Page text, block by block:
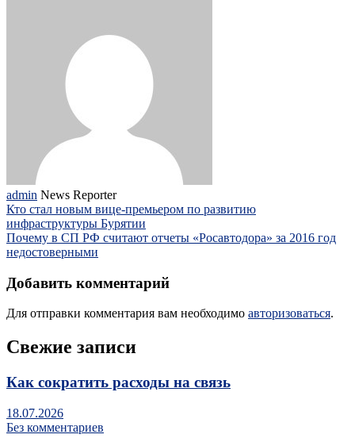
admin News Reporter
Кто стал новым вице-премьером по развитию
инфраструктуры Бурятии
Почему в СП РФ считают отчеты «Росавтодора» за 2016 год
недостоверными
Добавить комментарий
Для отправки комментария вам необходимо авторизоваться.
Свежие записи
Как сократить расходы на связь
18.07.2026
Без комментариев